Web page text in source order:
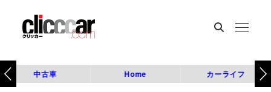
中古車 Home カーライフ